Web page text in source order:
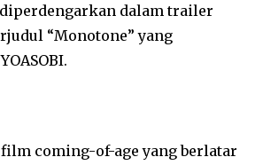
dalam trailer
“Monotone” yang
film coming-of-age yang berlatar